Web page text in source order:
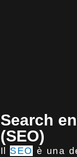
Search
(SEO)
Il SEO è una